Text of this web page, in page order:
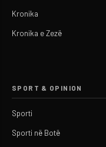
Kronika
Kronika e Zezë
SPORT & OPINION
Sporti
Sporti në Botë